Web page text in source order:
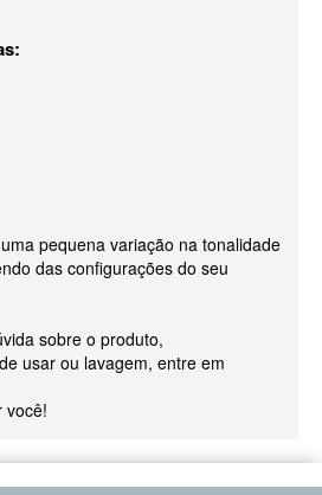
pequena variação na tonalidade
das configurações do seu
sobre o produto,
usar ou lavagem, entre em
você!